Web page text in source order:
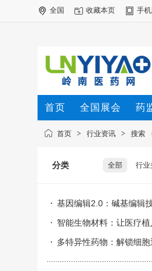
全国 收藏本页 手
首页 全国展会 药
首页 > 行业资讯 > 搜索
分类 全部 行业
基因编辑2.0：碱基编辑
智能生物材料：让医疗
多特异性药物：解锁细